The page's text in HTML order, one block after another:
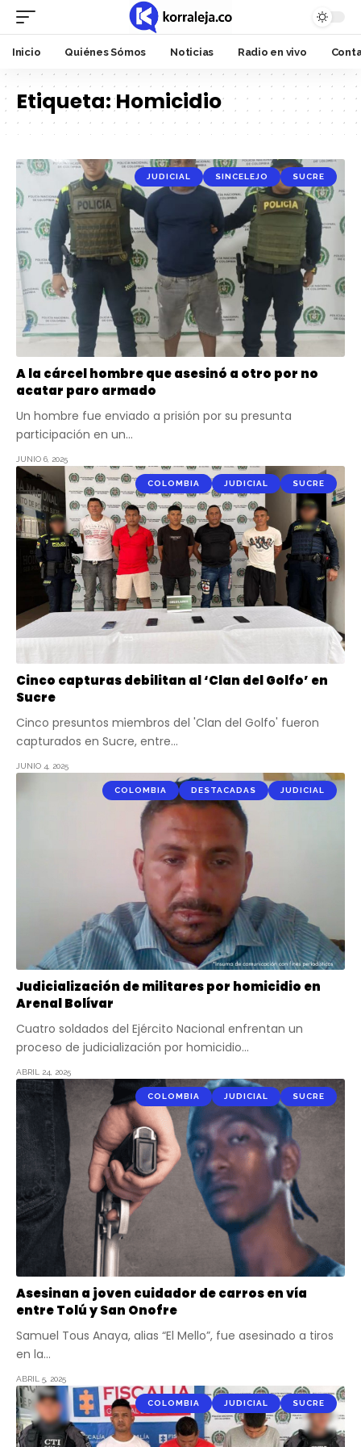
Inicio Quiénes Sómos Noticias Radio en vivo
Etiqueta:Homicidio
JUDICIAL SINCELEJO SUCRE
A la cárcel hombre que asesinó a otro por no
acatar paro armado
Un hombre fue enviado a prisión por su presunta
participación en un…
JUNIO 6, 2025
COLOMBIA JUDICIAL SUCRE
Cinco capturas debilitan al ‘Clan del Golfo’ en
Sucre
Cinco presuntos miembros del 'Clan del Golfo' fueron
capturados en Sucre, entre…
JUNIO 4, 2025
COLOMBIA DESTACADAS JUDICIAL
Judicialización de militares por homicidio en
Arenal Bolívar
Cuatro soldados del Ejército Nacional enfrentan un
proceso de judicialización por homicidio…
ABRIL 24, 2025
COLOMBIA JUDICIAL SUCRE
Asesinan a joven cuidador de carros en vía
entre Tolú y San Onofre
Samuel Tous Anaya, alias “El Mello”, fue asesinado a tiros
en la…
ABRIL 5, 2025
COLOMBIA JUDICIAL SUCRE